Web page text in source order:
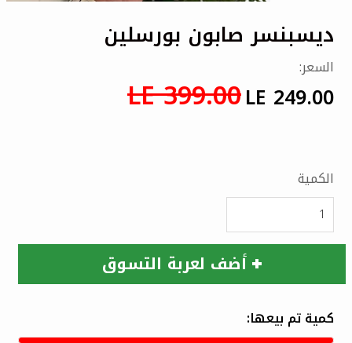
ديسبنسر صابون بورسلين
السعر:
LE 249.00
LE 399.00
الكمية
أضف لعربة التسوق
كمية تم بيعها: